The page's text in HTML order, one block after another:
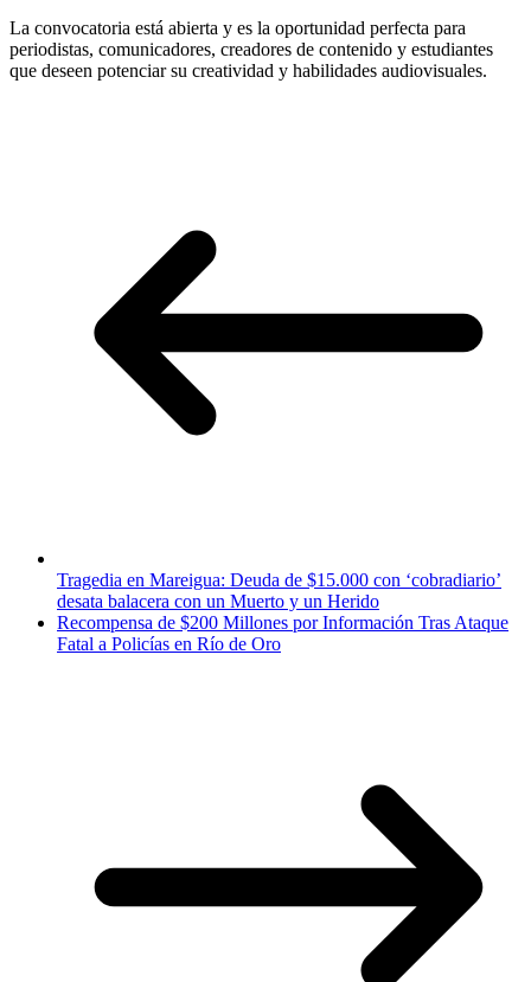
La convocatoria está abierta y es la oportunidad perfecta para
periodistas, comunicadores, creadores de contenido y estudiantes
que deseen potenciar su creatividad y habilidades audiovisuales.
Tragedia en Mareigua: Deuda de $15.000 con ‘cobradiario’
desata balacera con un Muerto y un Herido
Recompensa de $200 Millones por Información Tras Ataque
Fatal a Policías en Río de Oro